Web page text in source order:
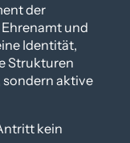
der
und
Identität,
Strukturen
aktive
kein